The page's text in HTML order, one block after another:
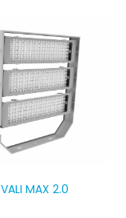
VALI MAX 2.0